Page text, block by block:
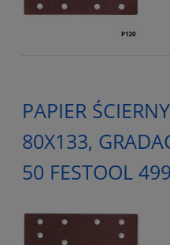
PAPIER
80X133,
50 FESTOOL